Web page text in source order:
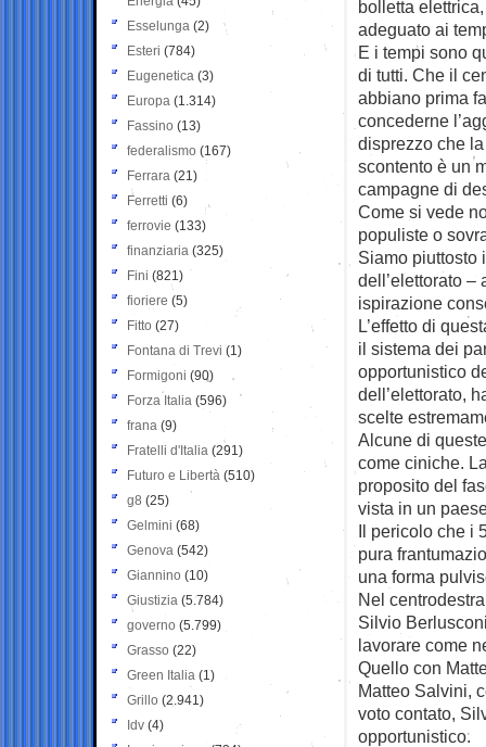
bolletta
adeguato ai
E i tempi sono
di tutti. Che il
abbiano prima
concederne
disprezzo che
scontento è un
campagne di
Come si vede
populiste o
Siamo piuttosto
dell’elettorato
ispirazione
L’effetto di
il sistema dei
opportunistico
dell’elettorato,
scelte
Alcune di
come ciniche.
proposito del
vista in un
Il pericolo che i
pura
una forma
Nel
Silvio
lavorare come
Quello con
Matteo Salvini,
voto contato,
opportunistico.
Esselunga (2)
Esteri (784)
Eugenetica (3)
Europa (1.314)
Fassino (13)
federalismo (167)
Ferrara (21)
Ferretti (6)
ferrovie (133)
finanziaria (325)
Fini (821)
fioriere (5)
Fitto (27)
Fontana di Trevi (1)
Formigoni (90)
Forza Italia (596)
frana (9)
Fratelli d'Italia (291)
Futuro e Libertà (510)
g8 (25)
Gelmini (68)
Genova (542)
Giannino (10)
Giustizia (5.784)
governo (5.799)
Grasso (22)
Green Italia (1)
Grillo (2.941)
Idv (4)